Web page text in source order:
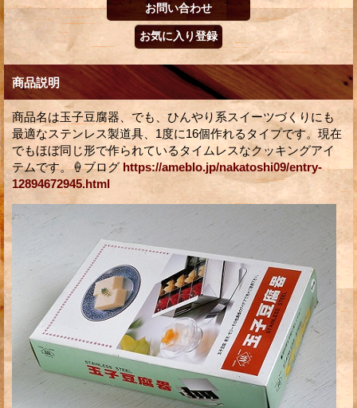
商品説明
商品名は玉子豆腐器、でも、ひんやり系スイーツづくりにも
最適なステンレス製道具、1度に16個作れるタイプです。現在
でもほぼ同じ形で作られているタイムレスなクッキングアイ
テムです。🍦ブログ https://ameblo.jp/nakatoshi09/entry-
12894672945.html